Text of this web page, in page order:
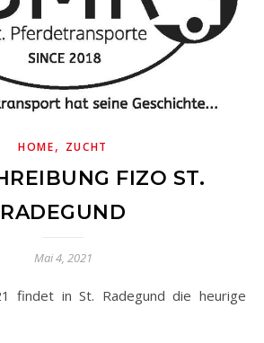
HOME, ZUCHT
FIZO ST.
RADEGUND
Mai 4, 2021